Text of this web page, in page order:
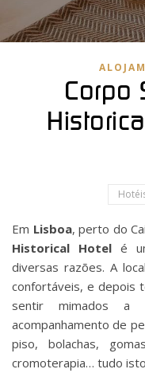
Corpo
Em Lisboa, perto do
Historical Hotel é
diversas razões. A
confortáveis, e depois
sentir mimados a
acompanhamento de
piso, bolachas,
cromoterapia… tudo